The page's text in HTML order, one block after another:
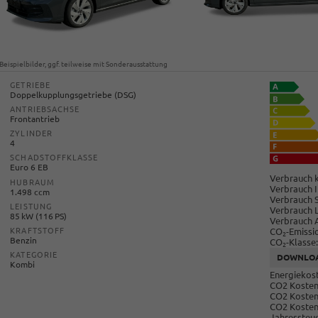
Beispielbilder, ggf. teilweise mit Sonderausstattung
GETRIEBE
Doppelkupplungsgetriebe (DSG)
ANTRIEBSACHSE
Frontantrieb
ZYLINDER
4
SCHADSTOFFKLASSE
Euro 6 EB
HUBRAUM
1.498 ccm
LEISTUNG
85 kW (116 PS)
KRAFTSTOFF
Benzin
KATEGORIE
Kombi
Verbrauch
Verbrauch
Verbrauch
Verbrauch
Verbrauch
CO2-
CO2-Klasse:
CO2
CO2
CO2